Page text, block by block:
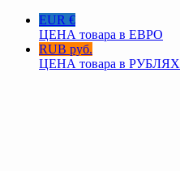
EUR €
ЦЕНА товара в ЕВРО
RUB руб.
ЦЕНА товара в РУБЛЯХ